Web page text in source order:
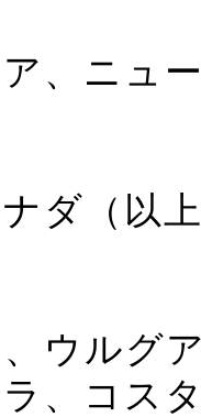
、ニュ
ダ（以
ウルグ
、コス